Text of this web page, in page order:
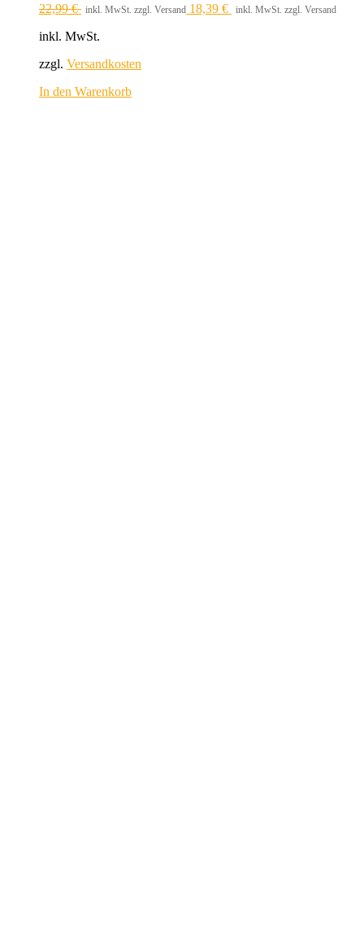
22,99€ inkl. MwSt. zzgl. Versand 18,39 € inkl. MwSt. zzgl. Versand
inkl. MwSt.
zzgl. Versandkosten
In den Warenkorb